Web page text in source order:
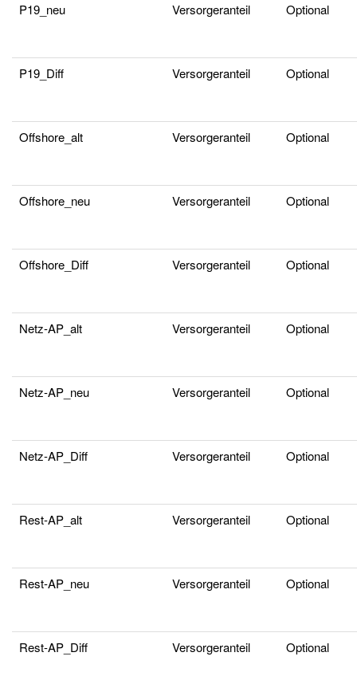
P19_neu Versorgeranteil Optional
P19_Diff Versorgeranteil Optional
Offshore_alt Versorgeranteil Optional
Offshore_neu Versorgeranteil Optional
Offshore_Diff Versorgeranteil Optional
Netz-AP_alt Versorgeranteil Optional
Netz-AP_neu Versorgeranteil Optional
Netz-AP_Diff Versorgeranteil Optional
Rest-AP_alt Versorgeranteil Optional
Rest-AP_neu Versorgeranteil Optional
Rest-AP_Diff Versorgeranteil Optional